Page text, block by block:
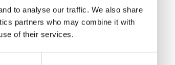
to analyse our traffic. We also share
partners who may combine it with
of their services.
bei House of
einbringen
Auch besprechen
mit Ihnen, was Ihnen